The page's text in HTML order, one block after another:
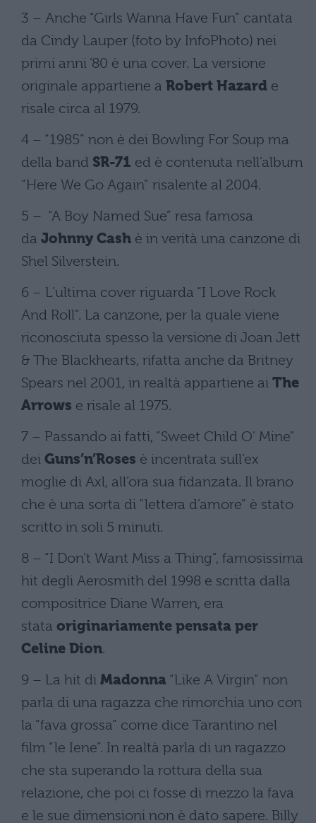
3 – Anche “Girls Wanna Have Fun” cantata
da Cindy Lauper (foto by InfoPhoto) nei
primi anni ’80 è una cover. La versione
originale appartiene a Robert Hazard e
risale circa al 1979.
4 – “1985” non è dei Bowling For Soup ma
della band SR-71 ed è contenuta nell’album
“Here We Go Again” risalente al 2004.
5 – “A Boy Named Sue” resa famosa
da Johnny Cash è in verità una canzone di
Shel Silverstein.
6 – L’ultima cover riguarda “I Love Rock
And Roll”. La canzone, per la quale viene
riconosciuta spesso la versione di Joan Jett
& The Blackhearts, rifatta anche da Britney
Spears nel 2001, in realtà appartiene ai The
Arrows e risale al 1975.
7 – Passando ai fatti, “Sweet Child O’ Mine”
dei Guns’n’Roses è incentrata sull’ex
moglie di Axl, all’ora sua fidanzata. Il brano
che è una sorta di “lettera d’amore” è stato
scritto in soli 5 minuti.
8 – “I Don’t Want Miss a Thing”, famosissima
hit degli Aerosmith del 1998 e scritta dalla
compositrice Diane Warren, era
stata originariamente pensata per
Celine Dion.
9 – La hit di Madonna “Like A Virgin” non
parla di una ragazza che rimorchia uno con
la “fava grossa” come dice Tarantino nel
film “le Iene”. In realtà parla di un ragazzo
che sta superando la rottura della sua
relazione, che poi ci fosse di mezzo la fava
e le sue dimensioni non è dato sapere. Billy